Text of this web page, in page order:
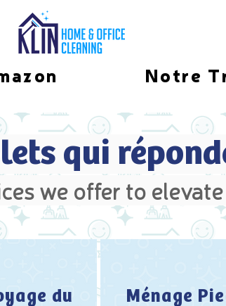
Notre
qui
we offer to
du
Ménage